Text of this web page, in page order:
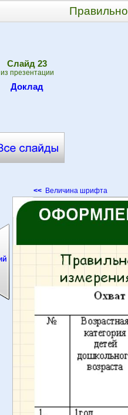
Cлайд 23
из презентации
Доклад
<< Величина шрифта